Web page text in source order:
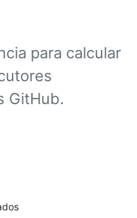
para calcular
GitHub.